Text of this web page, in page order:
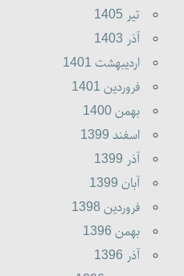
تير 1405
آذر 1403
ارديبهشت 1401
فروردين 1401
بهمن 1400
اسفند 1399
آذر 1399
آبان 1399
فروردين 1398
بهمن 1396
آذر 1396